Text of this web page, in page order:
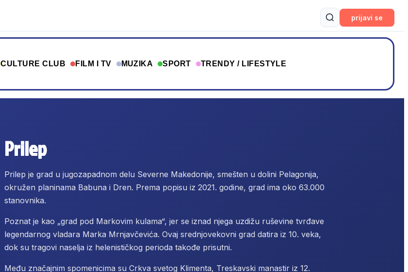
prijavi se
CULTURE CLUB FILM I TV MUZIKA SPORT TRENDY / LIFESTYLE
Prilep
Prilep je grad u jugozapadnom delu Severne Makedonije, smešten u dolini Pelagonija,
okružen planinama Babuna i Dren. Prema popisu iz 2021. godine, grad ima oko 63.000
stanovnika.
Poznat je kao „grad pod Markovim kulama“, jer se iznad njega uzdižu ruševine tvrđave
legendarnog vladara Marka Mrnjavčevića. Ovaj srednjovekovni grad datira iz 10. veka,
dok su tragovi naselja iz helenističkog perioda takođe prisutni.
Među značajnim spomenicima su Crkva svetog Klimenta, Treskavski manastir iz 12.